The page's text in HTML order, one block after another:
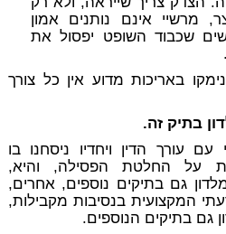
מרשיי אינם נותנים אמון
שכבוד השופט יפסול את
באריכות מדוע אין כל צורך
בתיק זה.
עורך הדין ויחדיו ניסחנו בו
על החלטת הפסילה, והיא,
גם בתיקים נוספים, אחרים,
המקצועית בנסיבות מקבילות,
גם בתיקים הנוספים.